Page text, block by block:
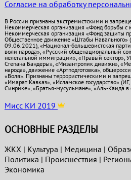
Согласие на обработку
В России признаны экстремистскими и
Некоммерческая организация «Фонд борьбы с
Некоммерческая организация «Фонд защиты
Общественное движение «Штабы Навального»
09.06.2021), «Национал-большевистская
воли народа», «Русский общенациональный
нелегальной иммиграции», «Правый сектор»,
Степана Бандеры», «Мизантропик дивижн»,
народа», движение «Артподготовка»,
«Воля». Признаны террористическими и
«Имарат Кавказ», «Исламское государство»
Синрике», «Братья-мусульмане», «Аль-Каида в
Мисс КИ 2019
ОСНОВНЫЕ РАЗДЕЛЫ
ЖКХ| Культура | Медицина |
Политика | Проиcшествия |
Экономика